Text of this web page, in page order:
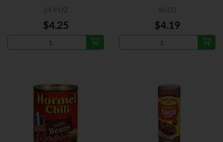
24.9 OZ
$4.25
10 OZ
$4.19